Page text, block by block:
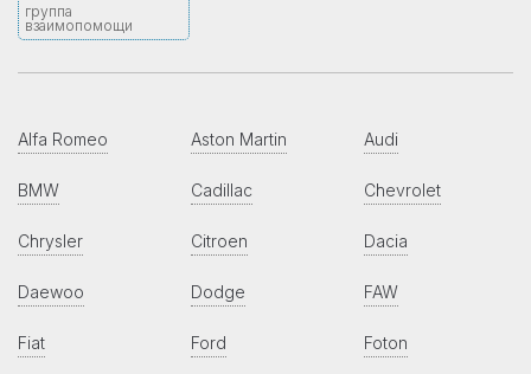
группа
взаимопомощи
Alfa Romeo Aston Martin Audi
BMW Cadillac Chevrolet
Chrysler Citroen Dacia
Daewoo Dodge FAW
Fiat Ford Foton